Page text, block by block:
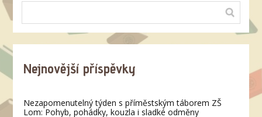
Nejnovější příspěvky
Nezapomenutelný týden s příměstským táborem ZŠ
Lom: Pohyb, pohádky, kouzla i sladké odměny